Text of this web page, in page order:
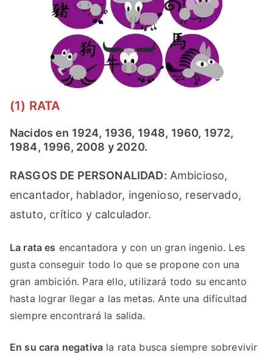
(1) RATA
Nacidos en 1924, 1936, 1948, 1960, 1972,
1984, 1996, 2008 y 2020.
RASGOS DE PERSONALIDAD: Ambicioso,
encantador, hablador, ingenioso, reservado,
astuto, crítico y calculador.
La rata es encantadora y con un gran ingenio. Les
gusta conseguir todo lo que se propone con una
gran ambición. Para ello, utilizará todo su encanto
hasta lograr llegar a las metas. Ante una dificultad
siempre encontrará la salida.
En su cara negativa la rata busca siempre sobrevivir